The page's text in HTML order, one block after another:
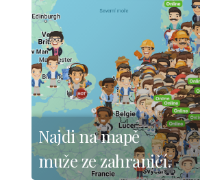
Najdi na mapě
muže ze zahraničí.